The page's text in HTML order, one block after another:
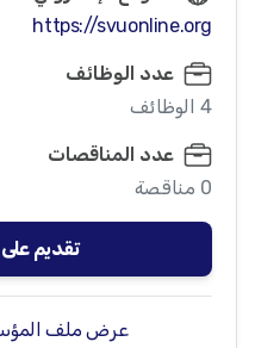
https://svuonline.org
عدد الوظائف
4 الوظائف
عدد المناقصات
0 مناقصة
تقديم
عرض ملف